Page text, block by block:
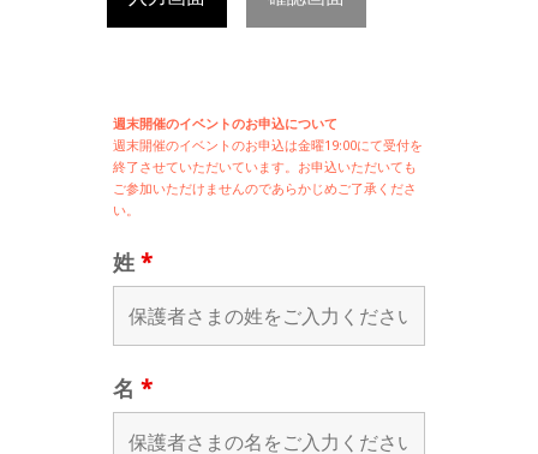
週末開催のイベントのお申込について
週末開催のイベントのお申込は金曜19:00にて受付を
終了させていただいています。お申込いただいても
ご参加いただけませんのであらかじめご了承くださ
い。
姓 *
名 *